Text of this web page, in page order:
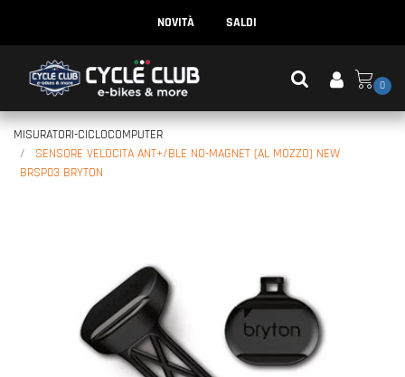
NOVITÀ SALDI
0
MISURATORI-CICLOCOMPUTER
SENSORE VELOCITA ANT+/BLE NO-MAGNET (AL MOZZO) NEW
BRSP03 BRYTON